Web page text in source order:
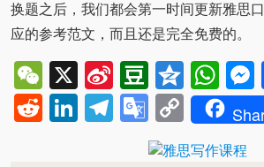
换题之后，我们都会第一时间更新雅思
应的参考范文，而且还是完全免费的。
WeChat
X Sina
Weibo
Douban
Reddit
LinkedIn
Telegram
Google
Translate
Copy
Link